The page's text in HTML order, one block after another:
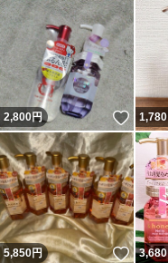
2,800円 いい
1,780
5,850円 いい
3,680